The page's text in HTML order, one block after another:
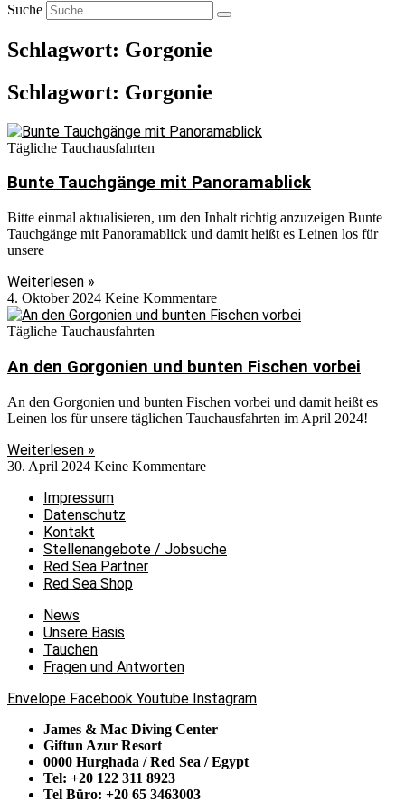
Suche
Schlagwort: Gorgonie
Schlagwort: Gorgonie
Tägliche Tauchausfahrten
Bunte Tauchgänge mit Panoramablick
Bitte einmal aktualisieren, um den Inhalt richtig anzuzeigen Bunte
Tauchgänge mit Panoramablick und damit heißt es Leinen los für
unsere
Weiterlesen »
4. Oktober 2024 Keine Kommentare
Tägliche Tauchausfahrten
An den Gorgonien und bunten Fischen vorbei
An den Gorgonien und bunten Fischen vorbei und damit heißt es
Leinen los für unsere täglichen Tauchausfahrten im April 2024!
Weiterlesen »
30. April 2024 Keine Kommentare
Impressum
Datenschutz
Kontakt
Stellenangebote / Jobsuche
Red Sea Partner
Red Sea Shop
News
Unsere Basis
Tauchen
Fragen und Antworten
Envelope Facebook Youtube Instagram
James & Mac Diving Center
Giftun Azur Resort
0000 Hurghada / Red Sea / Egypt
Tel: +20 122 311 8923
Tel Büro: +20 65 3463003